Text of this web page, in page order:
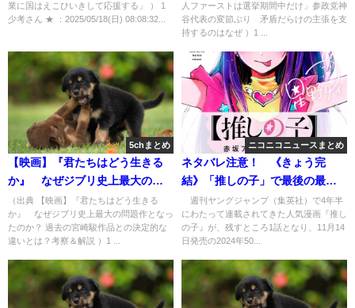
業に国はえこひいきして応援する」 ） 1
少考さん ★ ：2025/05/18(日) 08:08:32...
り 矛盾だらけの主張を支持す
るのはなぜ [ぐれ★]
人ファーストは選挙期間中だけ」参政党神
谷代表の変節ぶり 矛盾だらけの主張を支
持するのはなぜ ）1 ...
5chまとめ
【映画】『君たちはどう生きる
か』 なぜジブリ史上最大の問
題作となったのか？ 過去の宮崎
駿作品との決定的な違いとは？
考察＆解説 [湛然★]
（出典 【映画】『君たちはどう生きる
か』 なぜジブリ史上最大の問題作となっ
たのか？ 過去の宮崎駿作品との決定的な
違いとは？考察＆解説 ）1 ...
ニコニコニュースまとめ
ネタバレ注意！ 《きょう完
結》「推しの子」で最後の最後
に想定外の“炎上”が起きた深い
理由「全てがリアリティショー
化した世界」に“嘘”の力は通じ
週刊ヤングジャンプ（集英社）で4年半
にわたって連載されてきた人気漫画『推し
の子』が、残すところ1話となり、11月14
日発売の2024年50...